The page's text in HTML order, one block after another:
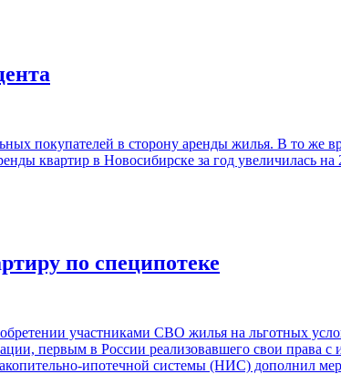
покупателей в сторону аренды жилья. В то же
квартир в Новосибирске за год увеличилась на
по специпотеке
участниками СВО жилья на льготных
первым в России реализовавшего свои права
ипотечной системы (НИС) дополнил